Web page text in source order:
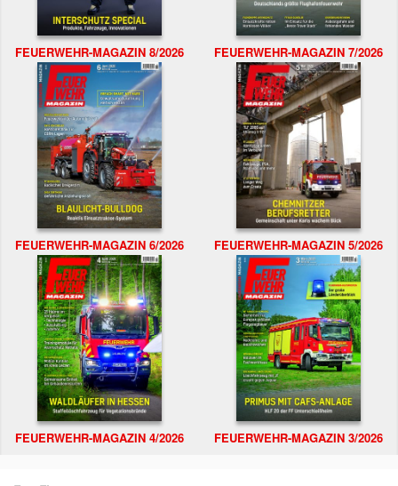
FEUERWEHR-MAGAZIN 8/2026 FEUERWEHR-MAGAZIN 7/2026
FEUERWEHR-MAGAZIN 6/2026 FEUERWEHR-MAGAZIN 5/2026
FEUERWEHR-MAGAZIN 4/2026 FEUERWEHR-MAGAZIN 3/2026